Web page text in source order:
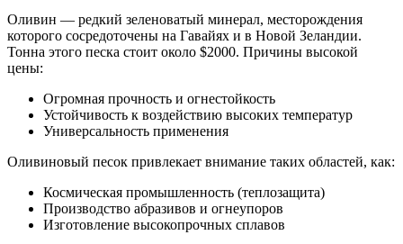
Оливин — редкий зеленоватый минерал, месторождения
которого сосредоточены на Гавайях и в Новой Зеландии.
Тонна этого песка стоит около $2000. Причины высокой
цены:
Огромная прочность и огнестойкость
Устойчивость к воздействию высоких температур
Универсальность применения
Оливиновый песок привлекает внимание таких областей, как:
Космическая промышленность (теплозащита)
Производство абразивов и огнеупоров
Изготовление высокопрочных сплавов